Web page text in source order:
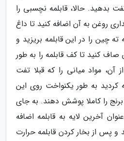
بدهید. حالا، قابلمه نچسبی را
روغن به آن اضافه کنید تا داغ
چین را در این قابلمه بریزید و
کنید تا کف قابلمه را به طور
مواد میانی را که قبلا تفت
کردید به طور یکنواخت روی این
برنج را کاملا پوشش دهند. به جای
آخرین لایه به قابلمه اضافه
و پس از بخار کردن قابلمه حرارت